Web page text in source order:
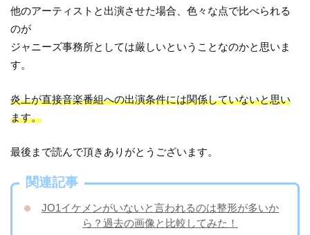
他のアーティストと出演させた場合、色々な点で比べられる
のが
ジャニーズ事務所としては厳しいということなのかと思いま
す。
炎上が直接音楽番組への出演条件には関係していないと思い
ます。
最後まで読んで頂きありがとうございます。
関連記事
JO1イケメンがいないと言われるのは整形が多いか
ら？過去の画像と比較してみた！